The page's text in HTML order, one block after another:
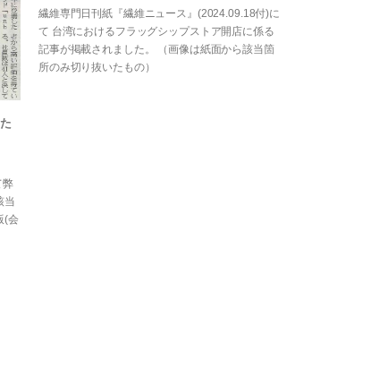
弊
当
(会
繊維専門日刊紙『繊維ニュース』(2024.09.18付)に
て 台湾におけるフラッグシップストア開店に係る
記事が掲載されました。 （画像は紙面から該当箇
所のみ切り抜いたもの）